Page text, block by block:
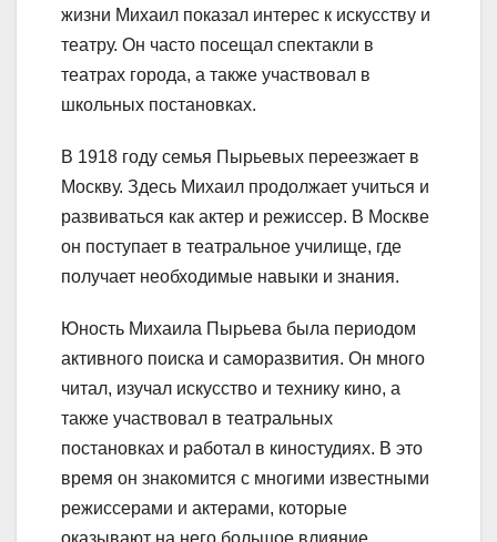
жизни Михаил показал интерес к искусству и
театру. Он часто посещал спектакли в
театрах города, а также участвовал в
школьных постановках.
В 1918 году семья Пырьевых переезжает в
Москву. Здесь Михаил продолжает учиться и
развиваться как актер и режиссер. В Москве
он поступает в театральное училище, где
получает необходимые навыки и знания.
Юность Михаила Пырьева была периодом
активного поиска и саморазвития. Он много
читал, изучал искусство и технику кино, а
также участвовал в театральных
постановках и работал в киностудиях. В это
время он знакомится с многими известными
режиссерами и актерами, которые
оказывают на него большое влияние.